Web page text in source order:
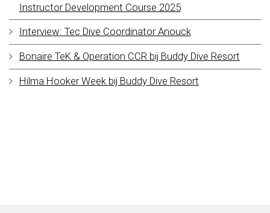
Instructor Development Course 2025
Interview: Tec Dive Coordinator Anouck
Bonaire TeK & Operation CCR bij Buddy Dive Resort
Hilma Hooker Week bij Buddy Dive Resort